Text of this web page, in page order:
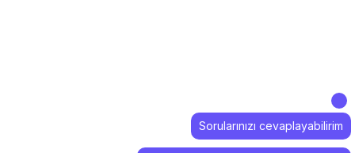
Sorularınızı cevaplayabilirim